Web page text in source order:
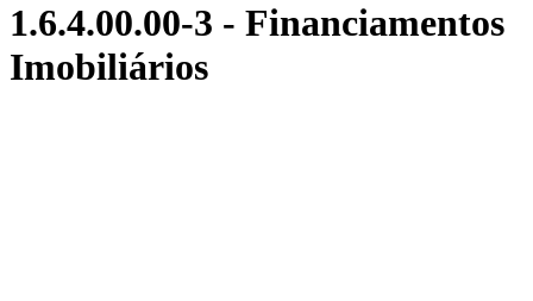
1.6.4.00.00-3 - Financiamentos
Imobiliários